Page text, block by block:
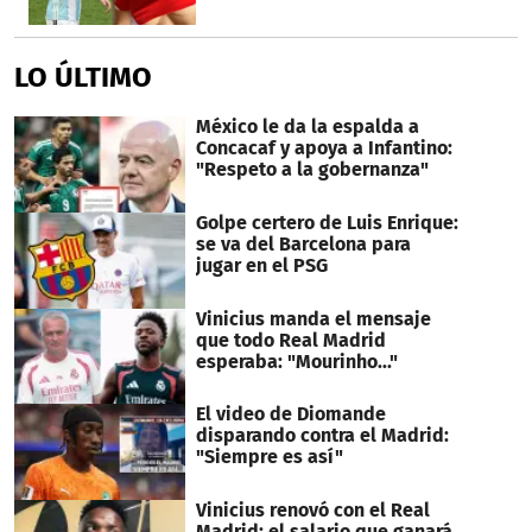
LO ÚLTIMO
México le da la espalda a
Concacaf y apoya a Infantino:
"Respeto a la gobernanza"
Golpe certero de Luis Enrique:
se va del Barcelona para
jugar en el PSG
Vinicius manda el mensaje
que todo Real Madrid
esperaba: "Mourinho..."
El video de Diomande
disparando contra el Madrid:
"Siempre es así"
Vinicius renovó con el Real